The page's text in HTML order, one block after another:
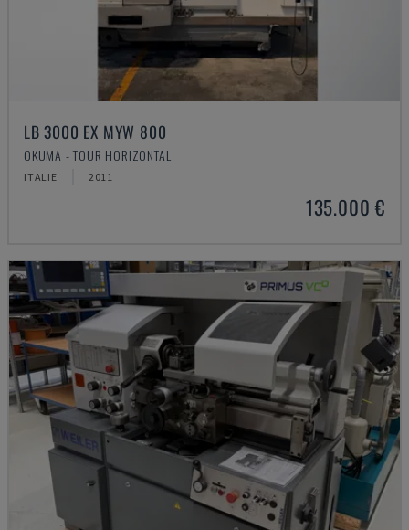
LB 3000 EX MYW 800
OKUMA - TOUR HORIZONTAL
ITALIE 2011
135.000 €